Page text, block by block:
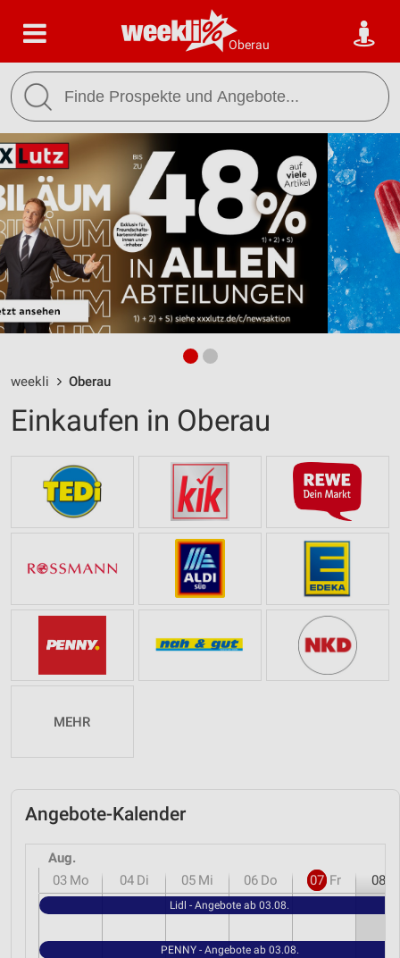
Oberau
weekli Oberau
Einkaufen in Oberau
MEHR
Angebote-Kalender
Aug.
03 Mo 04 Di 05 Mi 06 Do 07 Fr 08
Lidl - Angebote ab 03.08.
PENNY - Angebote ab 03.08.